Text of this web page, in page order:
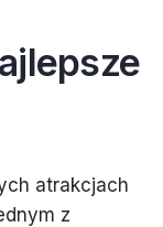
atrakcjach
z